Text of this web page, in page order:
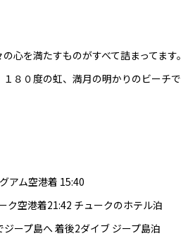
心を満たすものがすべて詰まってます。
８０度の虹、満月の明かりのビーチで
アム空港着 15:40
ク空港着21:42 チュークのホテル泊
ープ島へ 着後2ダイブ ジープ島泊